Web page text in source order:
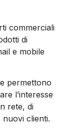
commerciali
di
e mobile
permettono
l’interesse
rete, di
clienti.